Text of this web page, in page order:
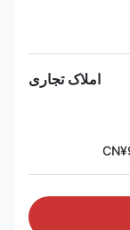
املاک تجاری